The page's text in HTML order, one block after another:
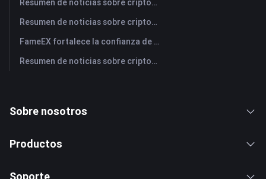
Resumen de noticias sobre criptomonedas de FameEX de hoy | 30 de julio de 2026
Resumen de noticias sobre criptomonedas de FameEX de hoy | 29 de julio de 2026
FameEX fortalece la confianza de los usuarios a través de ocho años de operaciones estables y crecimiento global
Resumen de noticias sobre criptomonedas de FameEX de hoy | 28 de julio de 2026
Sobre nosotros
Productos